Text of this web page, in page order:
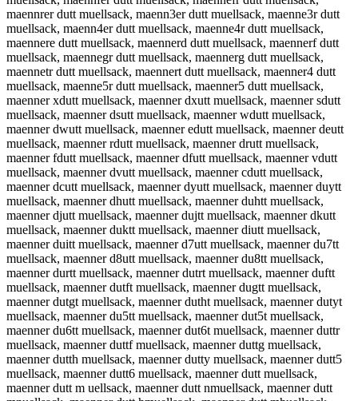
maennrer dutt muellsack, maenn3er dutt muellsack, maenne3r dutt
muellsack, maenn4er dutt muellsack, maenne4r dutt muellsack,
maennere dutt muellsack, maennerd dutt muellsack, maennerf dutt
muellsack, maennegr dutt muellsack, maennerg dutt muellsack,
maennetr dutt muellsack, maennert dutt muellsack, maenner4 dutt
muellsack, maenne5r dutt muellsack, maenner5 dutt muellsack,
maenner xdutt muellsack, maenner dxutt muellsack, maenner sdutt
muellsack, maenner dsutt muellsack, maenner wdutt muellsack,
maenner dwutt muellsack, maenner edutt muellsack, maenner deutt
muellsack, maenner rdutt muellsack, maenner drutt muellsack,
maenner fdutt muellsack, maenner dfutt muellsack, maenner vdutt
muellsack, maenner dvutt muellsack, maenner cdutt muellsack,
maenner dcutt muellsack, maenner dyutt muellsack, maenner duytt
muellsack, maenner dhutt muellsack, maenner duhtt muellsack,
maenner djutt muellsack, maenner dujtt muellsack, maenner dkutt
muellsack, maenner duktt muellsack, maenner diutt muellsack,
maenner duitt muellsack, maenner d7utt muellsack, maenner du7tt
muellsack, maenner d8utt muellsack, maenner du8tt muellsack,
maenner durtt muellsack, maenner dutrt muellsack, maenner duftt
muellsack, maenner dutft muellsack, maenner dugtt muellsack,
maenner dutgt muellsack, maenner dutht muellsack, maenner dutyt
muellsack, maenner du5tt muellsack, maenner dut5t muellsack,
maenner du6tt muellsack, maenner dut6t muellsack, maenner duttr
muellsack, maenner duttf muellsack, maenner duttg muellsack,
maenner dutth muellsack, maenner dutty muellsack, maenner dutt5
muellsack, maenner dutt6 muellsack, maenner dutt muellsack,
maenner dutt m uellsack, maenner dutt nmuellsack, maenner dutt